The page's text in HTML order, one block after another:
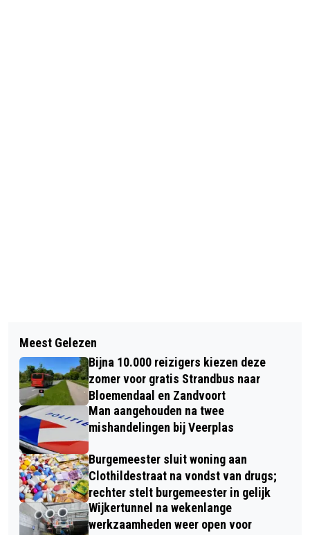
ORANJE TEGEN MAROKKO OPNIEUW
NA STRAFSCHOPPEN
UITGESCHAKELD OP WK
KETI KOTI 2026 IN HAARLEM: EEN
STAD DIE SAMEN HERDENKT EN DE
VRIJHEID VIERT
Meest Gelezen
Bijna 10.000 reizigers kiezen deze
zomer voor gratis Strandbus naar
Bloemendaal en Zandvoort
Man aangehouden na twee
mishandelingen bij Veerplas
Burgemeester sluit woning aan
Clothildestraat na vondst van drugs;
rechter stelt burgemeester in gelijk
Wijkertunnel na wekenlange
werkzaamheden weer open voor